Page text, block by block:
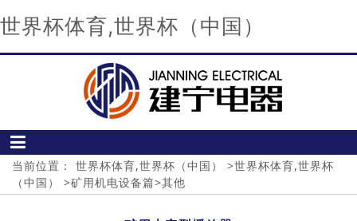
世界杯体育,世界杯（中国）
当前位置： 世界杯体育,世界杯（中国） >世界杯体育,世界杯
（中国） >矿用机电设备篇>其他